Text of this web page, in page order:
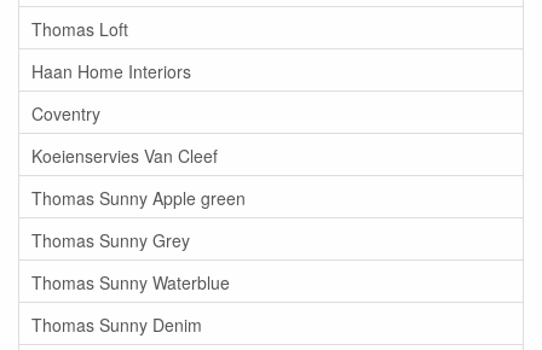
Thomas Loft
Haan Home Interiors
Coventry
Koeienservies Van Cleef
Thomas Sunny Apple green
Thomas Sunny Grey
Thomas Sunny Waterblue
Thomas Sunny Denim